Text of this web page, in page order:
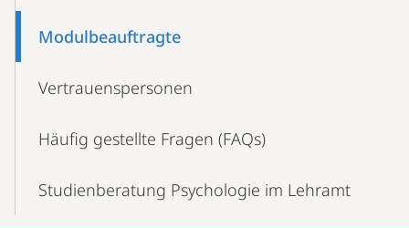
Modulbeauftragte
Vertrauenspersonen
Häufig gestellte Fragen (FAQs)
Studienberatung Psychologie im Lehramt